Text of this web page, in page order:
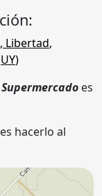
, Libertad,
UY)
Supermercado es
hacerlo al